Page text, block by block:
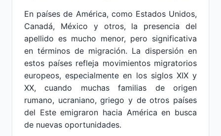
En países de América, como Estados Unidos,
Canadá, México y otros, la presencia del
apellido es mucho menor, pero significativa
en términos de migración. La dispersión en
estos países refleja movimientos migratorios
europeos, especialmente en los siglos XIX y
XX, cuando muchas familias de origen
rumano, ucraniano, griego y de otros países
del Este emigraron hacia América en busca
de nuevas oportunidades.